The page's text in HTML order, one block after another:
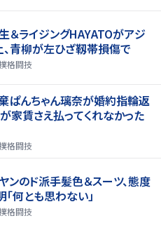
＆ライジングHAYATOがアジ
青柳が左ひざ靱帯損傷で
格闘技
ぱんちゃん璃奈が婚約指輪返
家賃さえ払ってくれなかった
格闘技
ヤンのド派手髪色＆スーツ、態度
何とも思わない」
格闘技